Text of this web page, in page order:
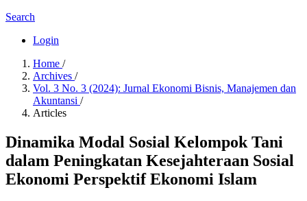
Search
Login
Home /
Archives /
Vol. 3 No. 3 (2024): Jurnal Ekonomi Bisnis, Manajemen dan
Akuntansi /
Articles
Dinamika Modal Sosial Kelompok Tani
dalam Peningkatan Kesejahteraan Sosial
Ekonomi Perspektif Ekonomi Islam